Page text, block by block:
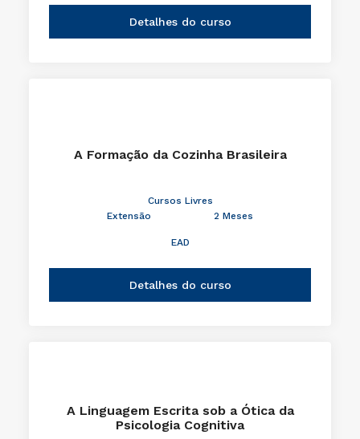
Detalhes do curso
A Formação da Cozinha Brasileira
Cursos Livres
Extensão
2 Meses
EAD
Detalhes do curso
A Linguagem Escrita sob a Ótica da
Psicologia Cognitiva